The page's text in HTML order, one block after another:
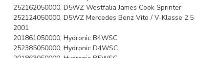
252162050000, D5WZ Westfalia James Cook Sprinter
252124050000, D5WZ Mercedes Benz Vito / V-Klasse 2,5
2001
201861050000, Hydronic B4WSC
252385050000, Hydronic D4WSC